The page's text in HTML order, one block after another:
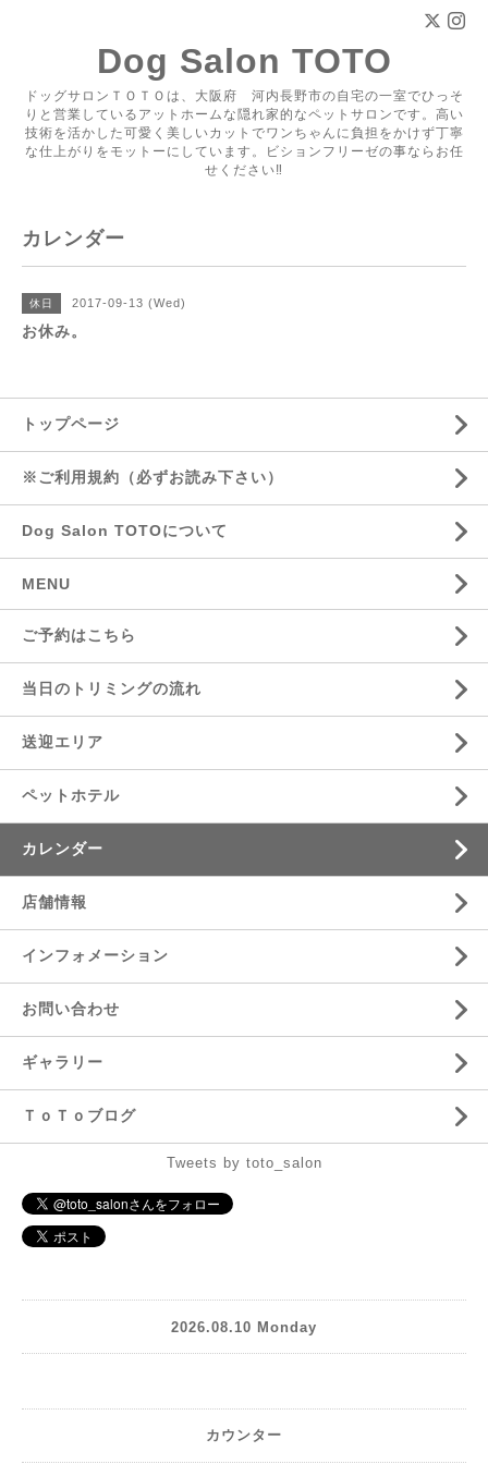
Dog Salon TOTO
ドッグサロンＴＯＴＯは、大阪府 河内長野市の自宅の一室でひっそ
りと営業しているアットホームな隠れ家的なペットサロンです。高い
技術を活かした可愛く美しいカットでワンちゃんに負担をかけず丁寧
な仕上がりをモットーにしています。ビションフリーゼの事ならお任
せください‼
カレンダー
休日 2017-09-13 (Wed)
お休み。
トップページ
※ご利用規約（必ずお読み下さい）
Dog Salon TOTOについて
MENU
ご予約はこちら
当日のトリミングの流れ
送迎エリア
ペットホテル
カレンダー
店舗情報
インフォメーション
お問い合わせ
ギャラリー
ＴｏＴｏブログ
Tweets by toto_salon
2026.08.10 Monday
カウンター